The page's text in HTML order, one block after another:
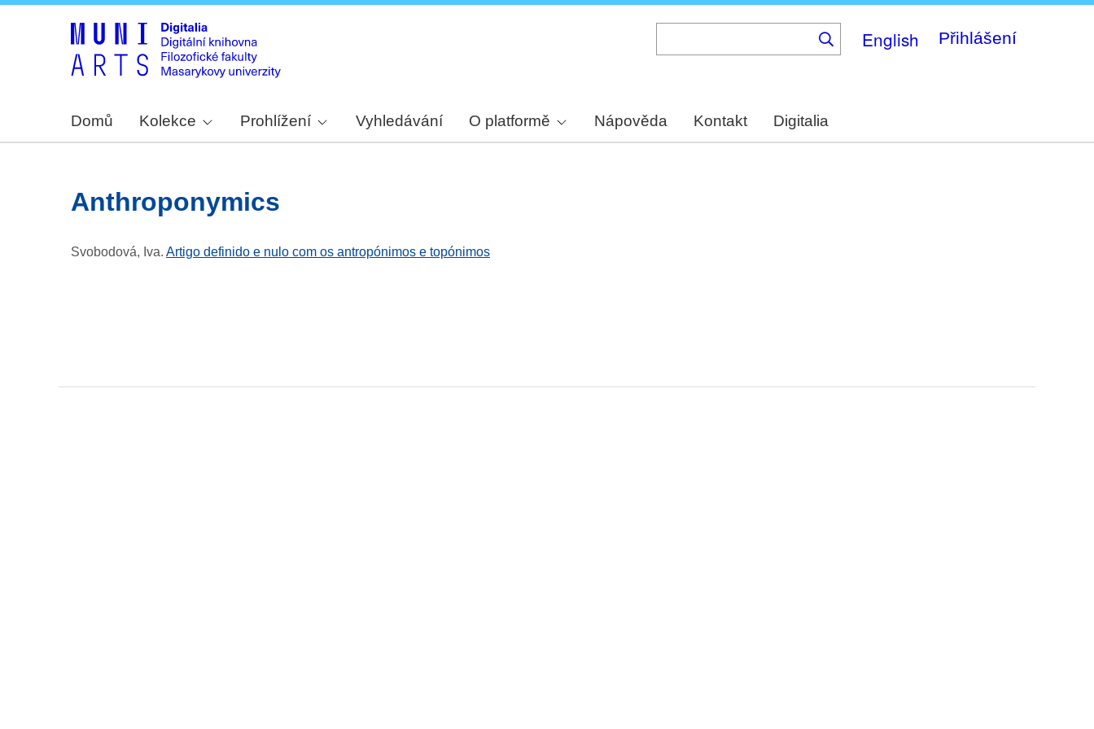
English Přihlášení
Domů Kolekce Prohlížení Vyhledávání O platformě Nápověda Kontakt Digitalia
anthroponymics
Svobodová, Iva. Artigo definido e nulo com os antropónimos e topónimos